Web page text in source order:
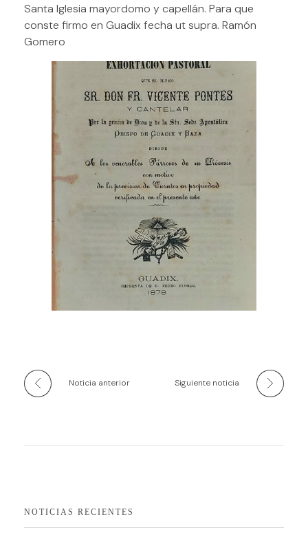
Santa Iglesia mayordomo y capellán. Para que
conste firmo en Guadix fecha ut supra. Ramón
Gomero
Noticia anterior Siguiente noticia
NOTICIAS RECIENTES